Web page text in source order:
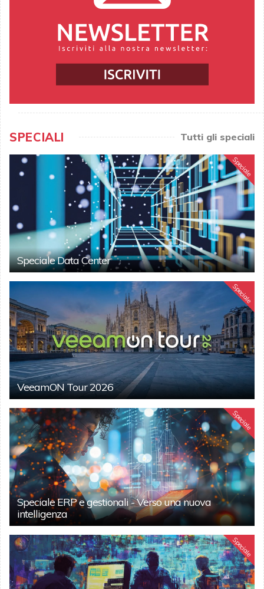
SPECIALI Tutti gli speciali
Speciale
Speciale Data Center
Speciale
VeeamON Tour 2026
Speciale
Speciale ERP e gestionali - Verso una nuova
intelligenza
Speciale